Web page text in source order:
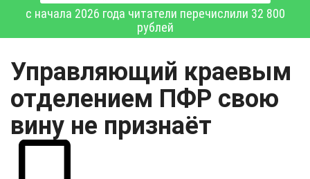
с начала 2026 года читатели перечислили 32 800
рублей
Управляющий краевым
отделением ПФР свою
вину не признаёт